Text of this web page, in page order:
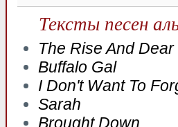
Тексты песен
The Rise And
Buffalo Gal
I Don't Want To
Sarah
Brought Down